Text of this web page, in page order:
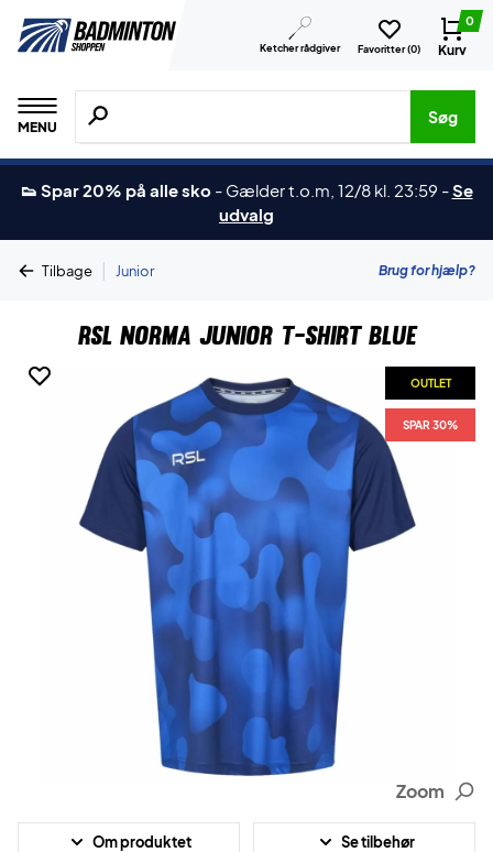
Ketcher rådgiver Favoritter (0)
0
Kurv
MENU
Søg efter produkter, mærker etc.
Søg
👟 Spar 20% på alle sko - Gælder t.o.m, 12/8 kl. 23:59 -Se
udvalg
Tilbage | Junior Brug for hjælp?
RSL Norma Junior T-shirt Blue
OUTLET
SPAR 30%
Zoom
Om produktet Se tilbehør